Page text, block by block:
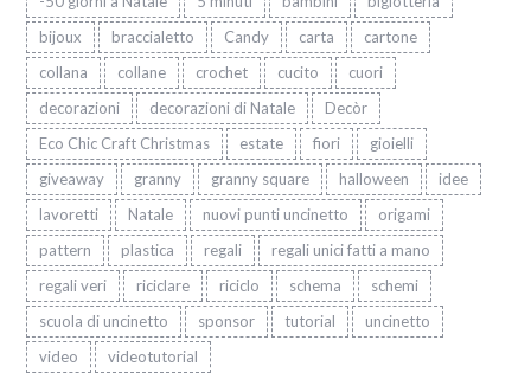
bijoux
braccialetto Candy carta
cartone
collana
collane crochet cucito
cuori
decorazioni
decorazioni di Natale
Decòr
Eco Chic Craft Christmas
estate fiori
gioielli
giveaway
granny granny square halloween
idee
lavoretti
Natale nuovi punti uncinetto
origami
pattern
plastica regali
regali unici fatti a mano
regali veri
riciclare riciclo schema
schemi
scuola di uncinetto
sponsor tutorial
uncinetto
video
videotutorial